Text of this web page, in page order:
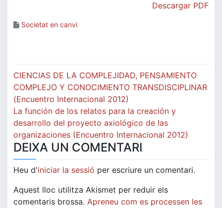
Descargar PDF
Societat en canvi
Navegació
d'entrades
CIENCIAS DE LA COMPLEJIDAD, PENSAMIENTO
COMPLEJO Y CONOCIMIENTO TRANSDISCIPLINAR
(Encuentro Internacional 2012)
La función de los relatos para la creación y
desarrollo del proyecto axiológico de las
organizaciones (Encuentro Internacional 2012)
DEIXA UN COMENTARI
Heu d'iniciar la sessió per escriure un comentari.
Aquest lloc utilitza Akismet per reduir els
comentaris brossa. Apreneu com es processen les